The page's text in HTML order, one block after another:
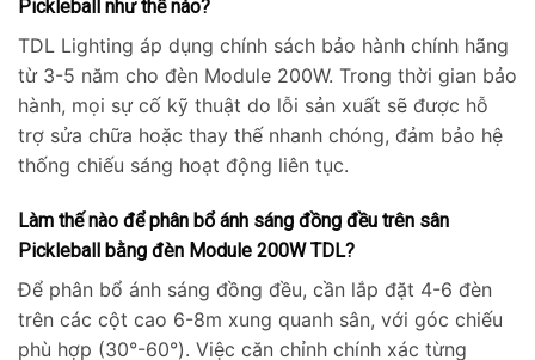
Pickleball như thế nào?
TDL Lighting áp dụng chính sách bảo hành chính hãng
từ 3-5 năm cho đèn Module 200W. Trong thời gian bảo
hành, mọi sự cố kỹ thuật do lỗi sản xuất sẽ được hỗ
trợ sửa chữa hoặc thay thế nhanh chóng, đảm bảo hệ
thống chiếu sáng hoạt động liên tục.
Làm thế nào để phân bổ ánh sáng đồng đều trên sân
Pickleball bằng đèn Module 200W TDL?
Để phân bổ ánh sáng đồng đều, cần lắp đặt 4-6 đèn
trên các cột cao 6-8m xung quanh sân, với góc chiếu
phù hợp (30°-60°). Việc căn chỉnh chính xác từng